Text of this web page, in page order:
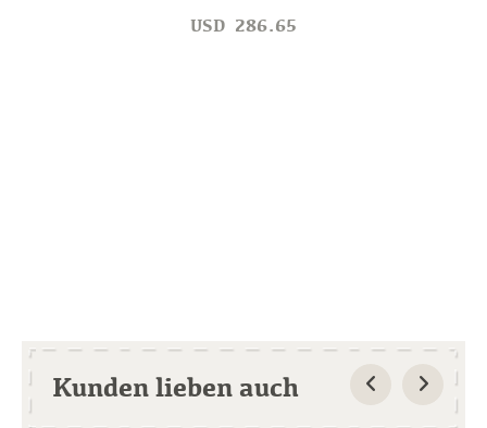
USD 286.65
Kunden lieben auch